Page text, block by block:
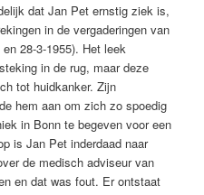
dat Jan Pet ernstig ziek is,
in de vergaderingen van
28-3-1955). Het leek
in de rug, maar deze
tot huidkanker. Zijn
hem aan om zich zo spoedig
in Bonn te begeven voor een
is Jan Pet inderdaad naar
de medisch adviseur van
en dat was fout. Er ontstaat